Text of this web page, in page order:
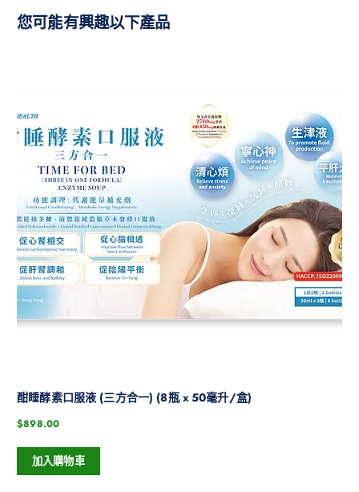
您可能有興趣以下產品
酣睡酵素口服液 (三方合一) (8瓶 x 50毫升/盒)
$898.00
加入購物車